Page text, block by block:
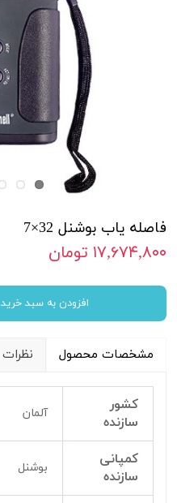
فاصله یاب بوشنل 32×7
۱۷,۶۷۴,۸۰۰ تومان
افزودن به سبد خرید
مشخصات محصول نظرات
کشور
سازنده
آلمان
کمپانی
سازنده
بوشنل